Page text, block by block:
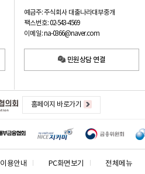
예금주: 주식회사 대출나라대부중개
팩스번호: 02-543-4569
이메일: na-0366@naver.com
민원상담 연결
홈페이지 바로가기
이용안내 PC화면보기 전체메뉴